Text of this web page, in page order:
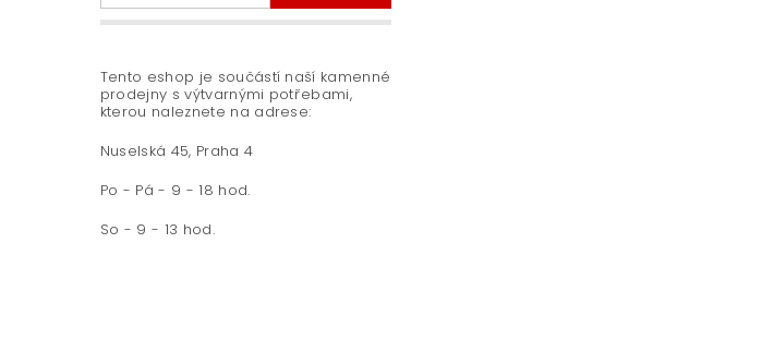
Tento eshop je součástí naší kamenné
prodejny s výtvarnými potřebami,
kterou naleznete na adrese:
Nuselská 45, Praha 4
Po - Pá - 9 - 18 hod.
So - 9 - 13 hod.